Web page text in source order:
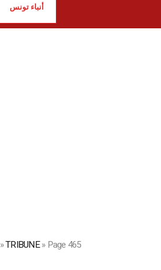
أنباء تونس
»TRIBUNE»Page 465